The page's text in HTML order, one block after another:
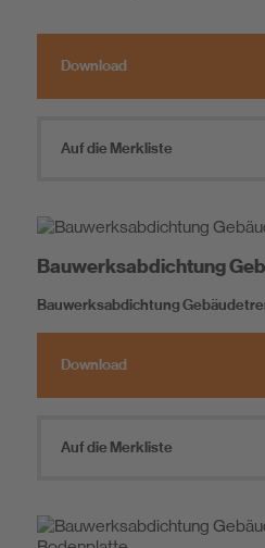
Download
Auf die Merkliste
Bauwerksabdichtung
Bauwerksabdichtung
Download
Auf die Merkliste